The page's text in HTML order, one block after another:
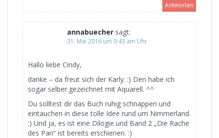
Antworten
annabuecher sagt:
31. Mai 2016 um 9:43 am Uhr
Hallo liebe Cindy,
danke – da freut sich der Karly. :) Den habe ich
sogar selber gezeichnet mit Aquarell. ^^
Du solltest dir das Buch ruhig schnappen und
eintauchen in diese tolle Idee rund um Nimmerland.
:) Und ja, es ist eine Dilogie und Band 2 „Die Rache
des Pan“ ist bereits erschienen. :)